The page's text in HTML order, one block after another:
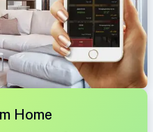
Home